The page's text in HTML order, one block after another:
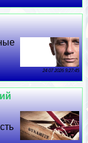
24 07 2026 9:27:45